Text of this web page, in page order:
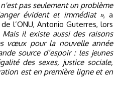
pas seulement un problème
évident et immédiat », a
l’ONU, Antonio Guterres, lors
Mais il existe aussi des raisons
vœux pour la nouvelle année
source d’espoir : les jeunes
des sexes, justice sociale,
est en première ligne et en